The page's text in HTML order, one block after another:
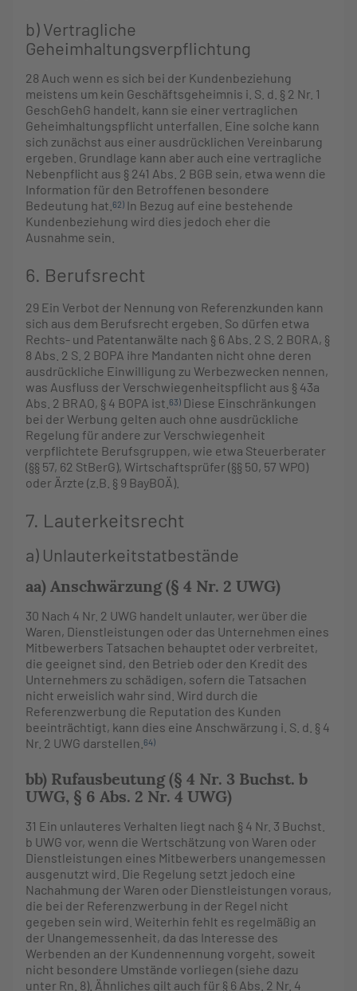
b) Vertragliche
Geheimhaltungsverpflichtung
28 Auch wenn es sich bei der Kundenbeziehung
meistens um kein Geschäftsgeheimnis i. S. d. § 2 Nr. 1
GeschGehG handelt, kann sie einer vertraglichen
Geheimhaltungspflicht unterfallen. Eine solche kann
sich zunächst aus einer ausdrücklichen Vereinbarung
ergeben. Grundlage kann aber auch eine vertragliche
Nebenpflicht aus § 241 Abs. 2 BGB sein, etwa wenn die
Information für den Betroffenen besondere
Bedeutung hat. 62) In Bezug auf eine bestehende
Kundenbeziehung wird dies jedoch eher die
Ausnahme sein.
6. Berufsrecht
29 Ein Verbot der Nennung von Referenzkunden kann
sich aus dem Berufsrecht ergeben. So dürfen etwa
Rechts- und Patentanwälte nach § 6 Abs. 2 S. 2 BORA, §
8 Abs. 2 S. 2 BOPA ihre Mandanten nicht ohne deren
ausdrückliche Einwilligung zu Werbezwecken nennen,
was Ausfluss der Verschwiegenheitspflicht aus § 43a
Abs. 2 BRAO, § 4 BOPA ist. 63) Diese Einschränkungen
bei der Werbung gelten auch ohne ausdrückliche
Regelung für andere zur Verschwiegenheit
verpflichtete Berufsgruppen, wie etwa Steuerberater
(§§ 57, 62 StBerG), Wirtschaftsprüfer (§§ 50, 57 WPO)
oder Ärzte (z.B. § 9 BayBOÄ).
7. Lauterkeitsrecht
a) Unlauterkeitstatbestände
aa) Anschwärzung (§ 4 Nr. 2 UWG)
30 Nach 4 Nr. 2 UWG handelt unlauter, wer über die
Waren, Dienstleistungen oder das Unternehmen eines
Mitbewerbers Tatsachen behauptet oder verbreitet,
die geeignet sind, den Betrieb oder den Kredit des
Unternehmers zu schädigen, sofern die Tatsachen
nicht erweislich wahr sind. Wird durch die
Referenzwerbung die Reputation des Kunden
beeinträchtigt, kann dies eine Anschwärzung i. S. d. § 4
Nr. 2 UWG darstellen. 64)
bb) Rufausbeutung (§ 4 Nr. 3 Buchst. b
UWG, § 6 Abs. 2 Nr. 4 UWG)
31 Ein unlauteres Verhalten liegt nach § 4 Nr. 3 Buchst.
b UWG vor, wenn die Wertschätzung von Waren oder
Dienstleistungen eines Mitbewerbers unangemessen
ausgenutzt wird. Die Regelung setzt jedoch eine
Nachahmung der Waren oder Dienstleistungen voraus,
die bei der Referenzwerbung in der Regel nicht
gegeben sein wird. Weiterhin fehlt es regelmäßig an
der Unangemessenheit, da das Interesse des
Werbenden an der Kundennennung vorgeht, soweit
nicht besondere Umstände vorliegen (siehe dazu
unter Rn. 8). Ähnliches gilt auch für § 6 Abs. 2 Nr. 4